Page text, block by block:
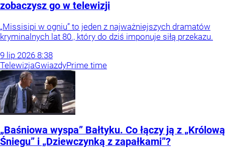
zobaczysz go w telewizji
„Missisipi w ogniu” to jeden z najważniejszych dramatów
kryminalnych lat 80., który do dziś imponuje siłą przekazu.
9 lip 2026 8:38
TelewizjaGwiazdyPrime time
„Baśniowa wyspa” Bałtyku. Co łączy ją z „Królową
Śniegu” i „Dziewczynką z zapałkami”?